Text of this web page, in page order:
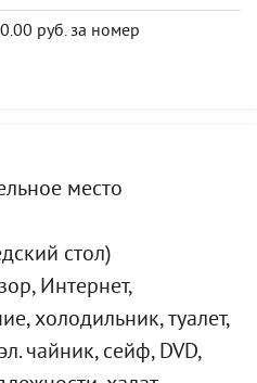
руб. за номер
место
стол)
Интернет,
холодильник, туалет,
чайник, сейф, DVD,